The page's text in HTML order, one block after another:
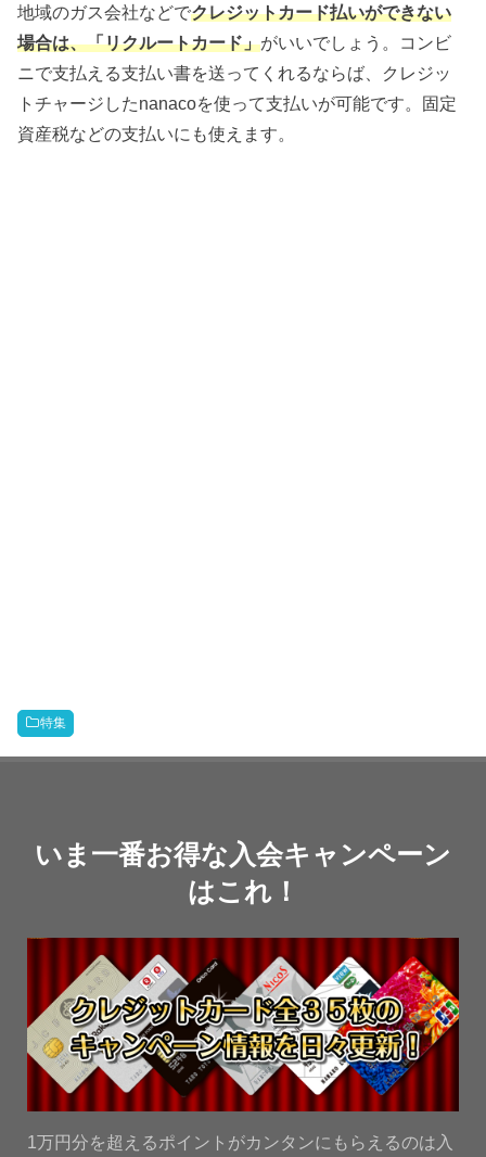
地域のガス会社などでクレジットカード払いができない
場合は、「リクルートカード」がいいでしょう。コンビ
ニで支払える支払い書を送ってくれるならば、クレジッ
トチャージしたnanacoを使って支払いが可能です。固定
資産税などの支払いにも使えます。
特集
いま一番お得な入会キャンペーン
はこれ！
1万円分を超えるポイントがカンタンにもらえるのは入